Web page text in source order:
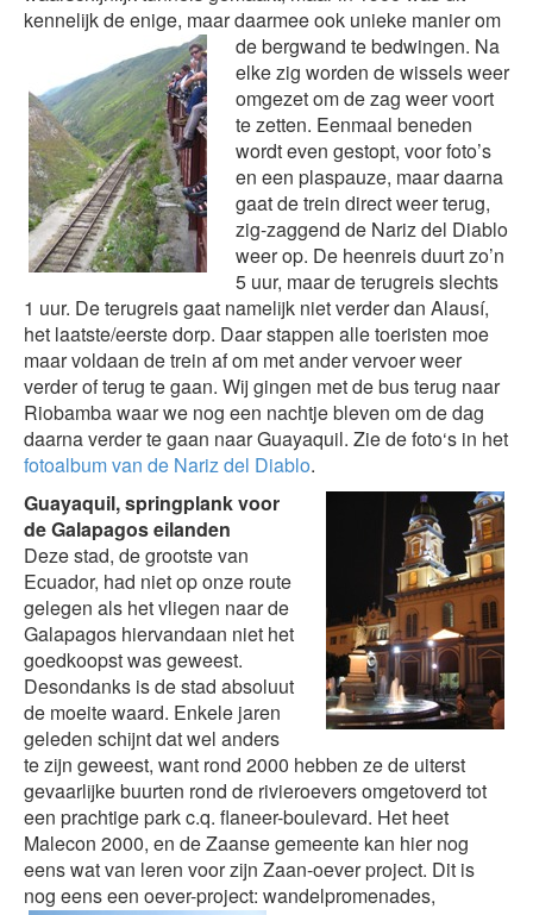
kennelijk de enige, maar daarmee ook unieke manier om
de bergwand te bedwingen. Na
elke zig worden de wissels weer
omgezet om de zag weer voort
te zetten. Eenmaal beneden
wordt even gestopt, voor foto’s
en een plaspauze, maar daarna
gaat de trein direct weer terug,
zig-zaggend de Nariz del Diablo
weer op. De heenreis duurt zo’n
5 uur, maar de terugreis slechts
1 uur. De terugreis gaat namelijk niet verder dan Alausí,
het laatste/eerste dorp. Daar stappen alle toeristen moe
maar voldaan de trein af om met ander vervoer weer
verder of terug te gaan. Wij gingen met de bus terug naar
Riobamba waar we nog een nachtje bleven om de dag
daarna verder te gaan naar Guayaquil. Zie de foto‘s in het
fotoalbum van de Nariz del Diablo.
Guayaquil, springplank voor
de Galapagos eilanden
Deze stad, de grootste van
Ecuador, had niet op onze route
gelegen als het vliegen naar de
Galapagos hiervandaan niet het
goedkoopst was geweest.
Desondanks is de stad absoluut
de moeite waard. Enkele jaren
geleden schijnt dat wel anders
te zijn geweest, want rond 2000 hebben ze de uiterst
gevaarlijke buurten rond de rivieroevers omgetoverd tot
een prachtige park c.q. flaneer-boulevard. Het heet
Malecon 2000, en de Zaanse gemeente kan hier nog
eens wat van leren voor zijn Zaan-oever project. Dit is
nog eens een oever-project: wandelpromenades,